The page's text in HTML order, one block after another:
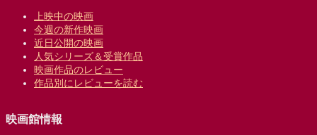
上映中の映画
今週の新作映画
近日公開の映画
人気シリーズ＆受賞作品
映画作品のレビュー
作品別にレビューを読む
映画館情報